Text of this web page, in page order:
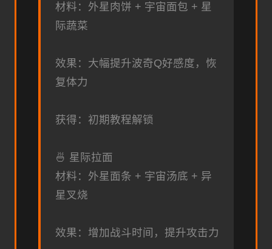
材料：外星肉饼 + 宇宙面包 + 星
际蔬菜
效果：大幅提升波奇Q好感度，恢
复体力
获得：初期教程解锁
🍜 星际拉面
材料：外星面条 + 宇宙汤底 + 异
星叉烧
效果：增加战斗时间，提升攻击力